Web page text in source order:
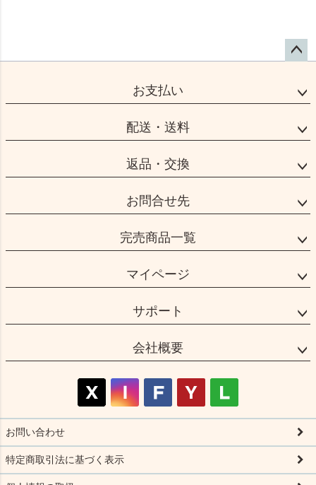
ップ
お支払い
配送・送料
返品・交換
お問合せ先
完売商品一覧
マイページ
サポート
会社概要
お問い合わせ
特定商取引法に基づく表示